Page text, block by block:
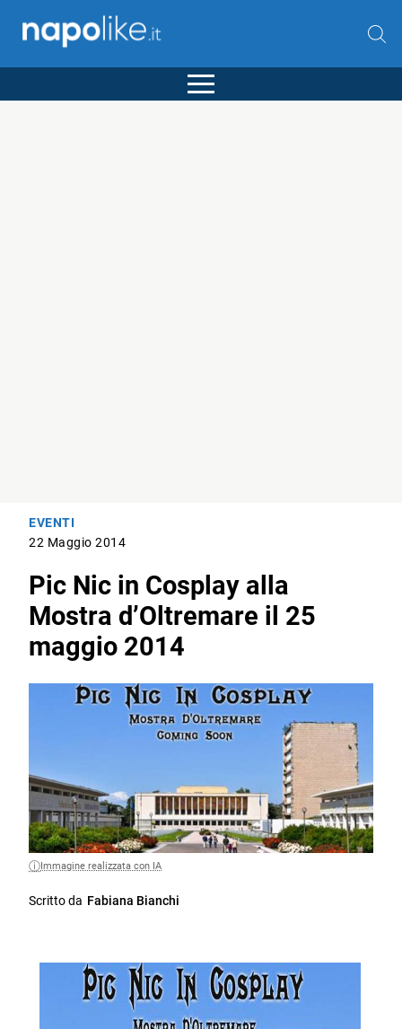
EVENTI
22 Maggio 2014
Pic Nic in Cosplay alla
Mostra d’Oltremare il 25
maggio 2014
Immagine realizzata con IA
Scritto da Fabiana Bianchi